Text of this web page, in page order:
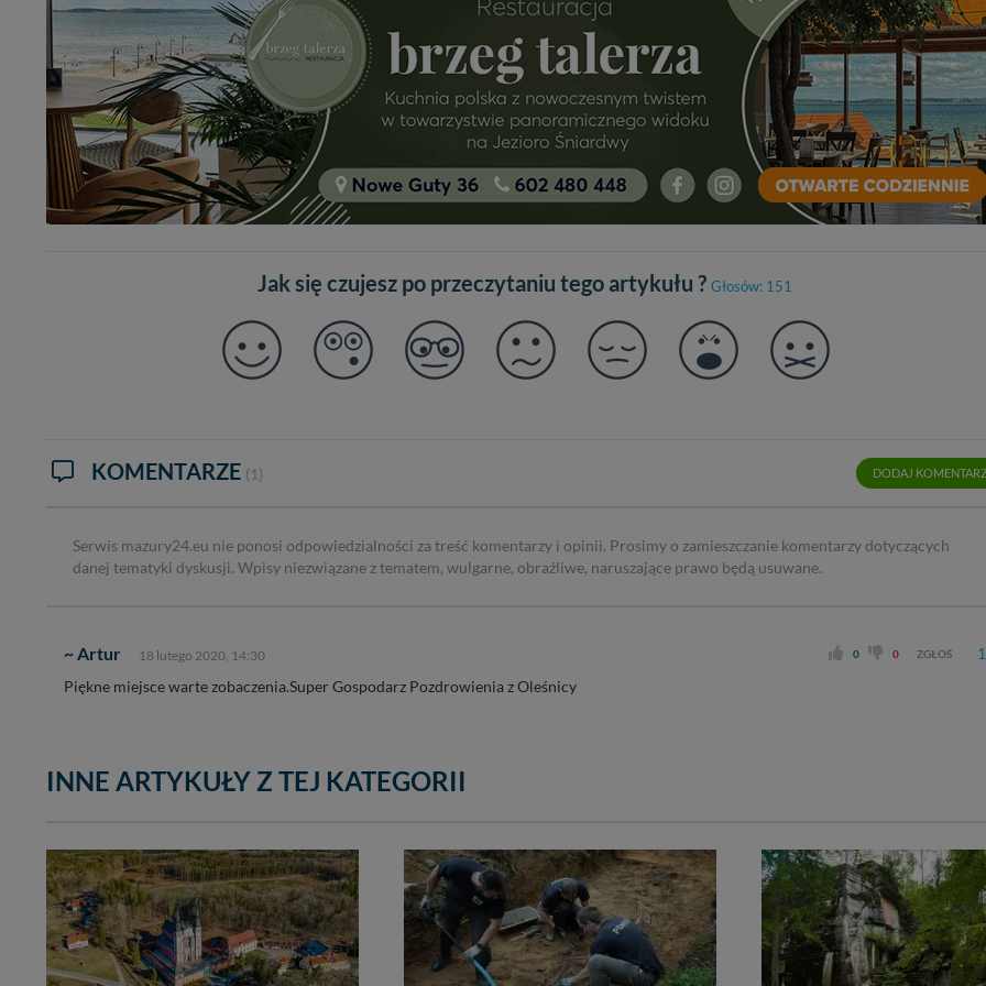
Jak się czujesz po przeczytaniu tego artykułu ? Głosów: 151
KOMENTARZE (1) DODAJ
Serwis mazury24.eu nie ponosi odpowiedzialności za treść komentarzy i opinii. Prosimy o zamieszczanie komentarzy dotyczących
danej tematyki dyskusji. Wpisy niezwiązane z tematem, wulgarne, obraźliwe, naruszające prawo będą usuwane.
~ Artur 18 lutego 2020, 14:30 0 0 ZGŁOŚ 1
Piękne miejsce warte zobaczenia.Super Gospodarz Pozdrowienia z Oleśnicy
INNE ARTYKUŁY Z TEJ KATEGORII